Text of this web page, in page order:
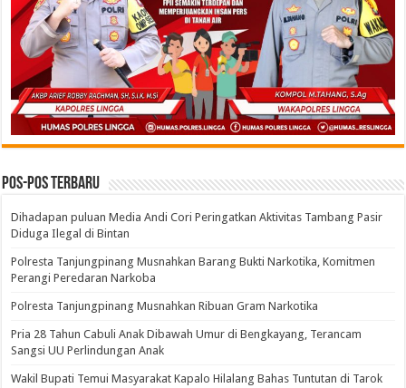
Pos-pos Terbaru
Dihadapan puluan Media Andi Cori Peringatkan Aktivitas Tambang Pasir
Diduga Ilegal di Bintan
Polresta Tanjungpinang Musnahkan Barang Bukti Narkotika, Komitmen
Perangi Peredaran Narkoba
Polresta Tanjungpinang Musnahkan Ribuan Gram Narkotika
Pria 28 Tahun Cabuli Anak Dibawah Umur di Bengkayang, Terancam
Sangsi UU Perlindungan Anak
Wakil Bupati Temui Masyarakat Kapalo Hilalang Bahas Tuntutan di Tarok